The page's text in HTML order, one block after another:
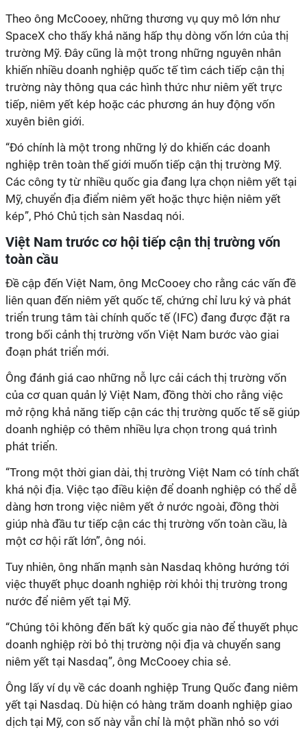
Theo ông McCooey, những thương vụ quy mô lớn như
SpaceX cho thấy khả năng hấp thụ dòng vốn lớn của thị
trường Mỹ. Đây cũng là một trong những nguyên nhân
khiến nhiều doanh nghiệp quốc tế tìm cách tiếp cận thị
trường này thông qua các hình thức như niêm yết trực
tiếp, niêm yết kép hoặc các phương án huy động vốn
xuyên biên giới.
“Đó chính là một trong những lý do khiến các doanh
nghiệp trên toàn thế giới muốn tiếp cận thị trường Mỹ.
Các công ty từ nhiều quốc gia đang lựa chọn niêm yết tại
Mỹ, chuyển địa điểm niêm yết hoặc thực hiện niêm yết
kép”, Phó Chủ tịch sàn Nasdaq nói.
Việt Nam trước cơ hội tiếp cận thị trường vốn
toàn cầu
Đề cập đến Việt Nam, ông McCooey cho rằng các vấn đề
liên quan đến niêm yết quốc tế, chứng chỉ lưu ký và phát
triển trung tâm tài chính quốc tế (IFC) đang được đặt ra
trong bối cảnh thị trường vốn Việt Nam bước vào giai
đoạn phát triển mới.
Ông đánh giá cao những nỗ lực cải cách thị trường vốn
của cơ quan quản lý Việt Nam, đồng thời cho rằng việc
mở rộng khả năng tiếp cận các thị trường quốc tế sẽ giúp
doanh nghiệp có thêm nhiều lựa chọn trong quá trình
phát triển.
“Trong một thời gian dài, thị trường Việt Nam có tính chất
khá nội địa. Việc tạo điều kiện để doanh nghiệp có thể dễ
dàng hơn trong việc niêm yết ở nước ngoài, đồng thời
giúp nhà đầu tư tiếp cận các thị trường vốn toàn cầu, là
một cơ hội rất lớn”, ông nói.
Tuy nhiên, ông nhấn mạnh sàn Nasdaq không hướng tới
việc thuyết phục doanh nghiệp rời khỏi thị trường trong
nước để niêm yết tại Mỹ.
“Chúng tôi không đến bất kỳ quốc gia nào để thuyết phục
doanh nghiệp rời bỏ thị trường nội địa và chuyển sang
niêm yết tại Nasdaq”, ông McCooey chia sẻ.
Ông lấy ví dụ về các doanh nghiệp Trung Quốc đang niêm
yết tại Nasdaq. Dù hiện có hàng trăm doanh nghiệp giao
dịch tại Mỹ, con số này vẫn chỉ là một phần nhỏ so với